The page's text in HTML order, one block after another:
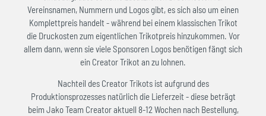
Vereinsnamen, Nummern und Logos gibt, es sich also um einen
Komplettpreis handelt - während bei einem klassischen Trikot
die Druckosten zum eigentlichen Trikotpreis hinzukommen. Vor
allem dann, wenn sie viele Sponsoren Logos benötigen fängt sich
ein Creator Trikot an zu lohnen.
Nachteil des Creator Trikots ist aufgrund des
Produktionsprozesses natürlich die Lieferzeit - diese beträgt
beim Jako Team Creator aktuell 8-12 Wochen nach Bestellung,